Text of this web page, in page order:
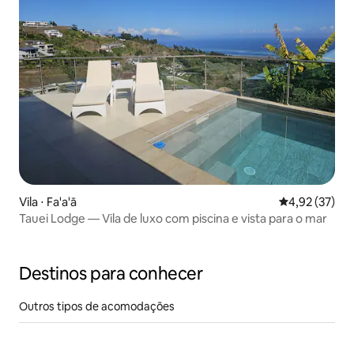
Vila ⋅ Fa'a'ā 4,92 de uma
4,92 (37)
Tauei Lodge — Vila de luxo com piscina e vista para o mar
Destinos para conhecer
Outros tipos de acomodações